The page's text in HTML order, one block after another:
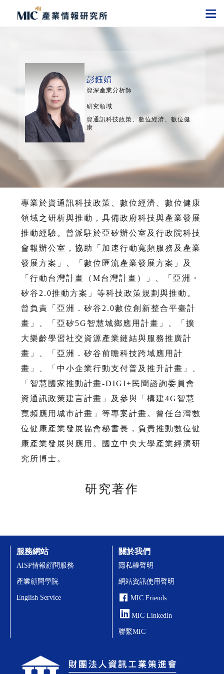
彭鈺娟
資深產業分析師
研究領域
資通訊科技政策、數位經濟、數位健
康
專業於資通訊科技政策、數位經濟、數位健康
領域之研析與推動，具備政府科技與產業發展
推動經驗。曾派駐於亞矽辦公室及行政院科技
會報辦公室，協助「加速行動寬頻服務及產業
發展方案」、「數位匯流產業發展方案」及
「行動台灣計畫（M台灣計畫）」、「亞洲・
矽谷2.0推動方案」等科技政策規劃與推動。
曾負責「亞洲．矽谷2.0數位創新整合平臺計
畫」、「亞矽5G智慧城鄉應用計畫」、「擴
大樂齡學習社交資源產業鏈結與服務推廣計
畫」、「亞洲．矽谷前瞻科技跨域應用計
畫」、「中小企業行動支付普及推升計畫」、
「智慧國家推動計畫-DIGI+民間諮詢委員會
資通訊政策建言計畫」及參與「構建4G智慧
寬頻應用城市計畫」等專案計畫。曾任台灣數
位健康產業發展協會秘書長，負責推動數位健
康產業發展與應用。國立中央大學產業經濟研
究所博士。
研究著作
服務網站
AISP情報顧問服務
產業顧問學院
English Service
關於我們
隱私權聲明
網站資訊使用聲明
MIC Friends
MIC Linkedin
聯繫MIC